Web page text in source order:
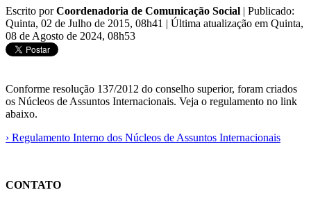
Escrito porCoordenadoria de Comunicação Social | Publicado:
Quinta, 02 de Julho de 2015, 08h41 | Última atualização em Quinta,
08 de Agosto de 2024, 08h53
Conforme resolução 137/2012 do conselho superior, foram criados
os Núcleos de Assuntos Internacionais. Veja o regulamento no link
abaixo.
› Regulamento Interno dos Núcleos de Assuntos Internacionais
CONTATO